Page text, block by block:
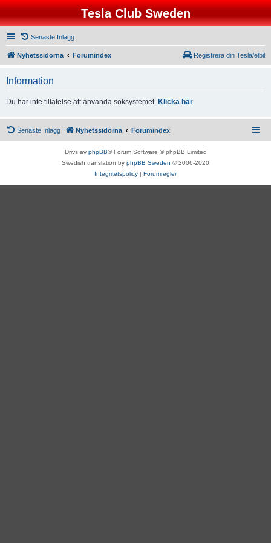
Tesla Club Sweden
Senaste Inlägg
Nyhetssidorna Forumindex Registrera din Tesla/elbil
Information
Du har inte tillåtelse att använda söksystemet. Klicka här
Senaste Inlägg Nyhetssidorna Forumindex
Drivs av phpBB® Forum Software © phpBB Limited
Swedish translation by phpBB Sweden © 2006-2020
Integritetspolicy | Forumregler